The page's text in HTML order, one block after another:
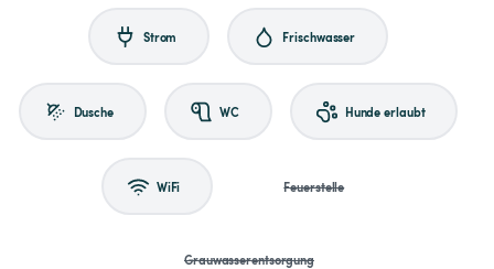
Strom Frischwasser
Dusche WC Hunde erlaubt
WiFi Feuerstelle
Grauwasserentsorgung